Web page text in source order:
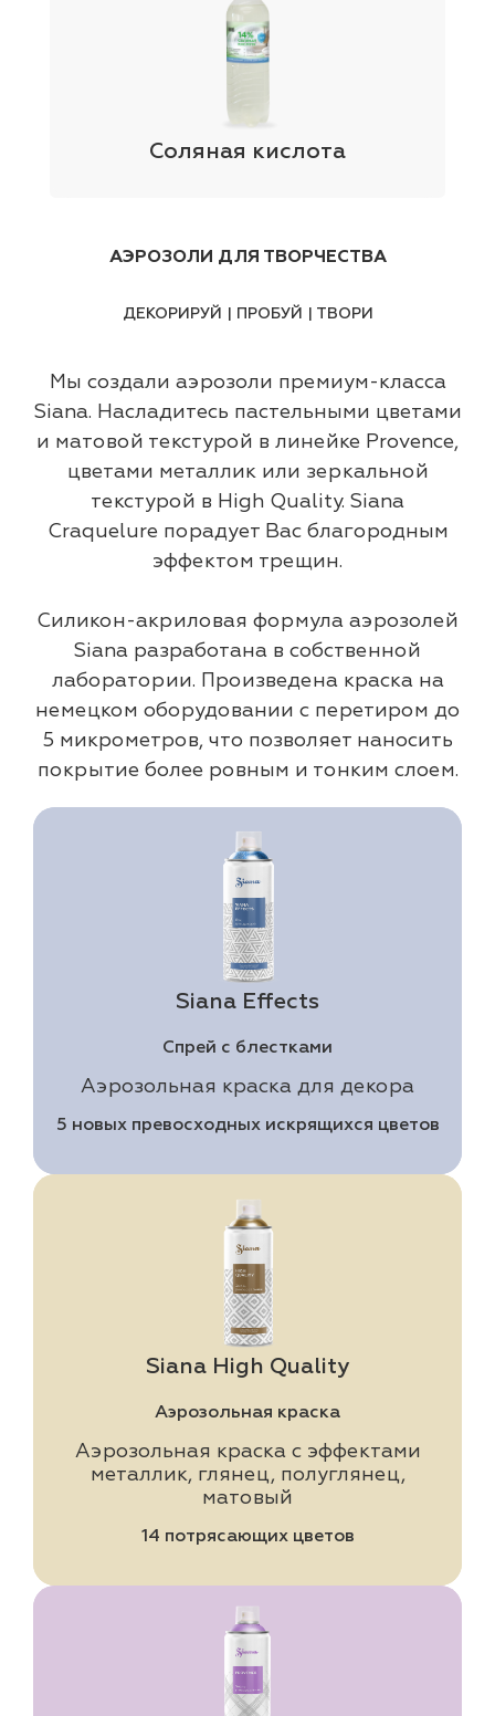
Соляная кислота
АЭРОЗОЛИ ДЛЯ ТВОРЧЕСТВА
ДЕКОРИРУЙ | ПРОБУЙ | ТВОРИ
Мы создали аэрозоли премиум-класса
Siana. Насладитесь пастельными цветами
и матовой текстурой в линейке Provence,
цветами металлик или зеркальной
текстурой в High Quality. Siana
Craquelure порадует Вас благородным
эффектом трещин.
Силикон-акриловая формула аэрозолей
Siana разработана в собственной
лаборатории. Произведена краска на
немецком оборудовании с перетиром до
5 микрометров, что позволяет наносить
покрытие более ровным и тонким слоем.
Siana Effects
Cпрей с блестками
Аэрозольная краска для декора
5 новых превосходных искрящихся цветов
Siana High Quality
Аэрозольная краска
Аэрозольная краска с эффектами
металлик, глянец, полуглянец,
матовый
14 потрясающих цветов